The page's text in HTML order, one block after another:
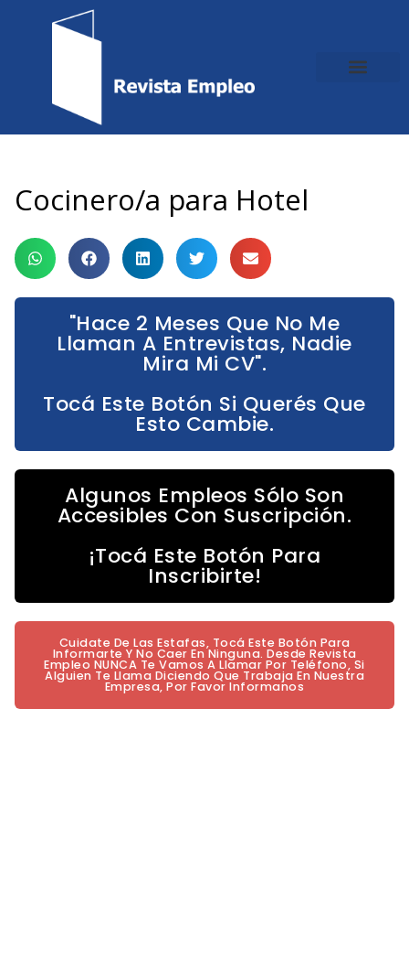
Cocinero/a para Hotel
"Hace 2 Meses Que No Me
Llaman A Entrevistas, Nadie
Mira Mi CV".
Tocá Este Botón Si Querés Que
Esto Cambie.
Algunos Empleos Sólo Son
Accesibles Con Suscripción.
¡Tocá Este Botón Para
Inscribirte!
Cuidate De Las Estafas, Tocá Este Botón Para
Informarte Y No Caer En Ninguna. Desde Revista
Empleo NUNCA Te Vamos A Llamar Por Teléfono, Si
Alguien Te Llama Diciendo Que Trabaja En Nuestra
Empresa, Por Favor Informanos